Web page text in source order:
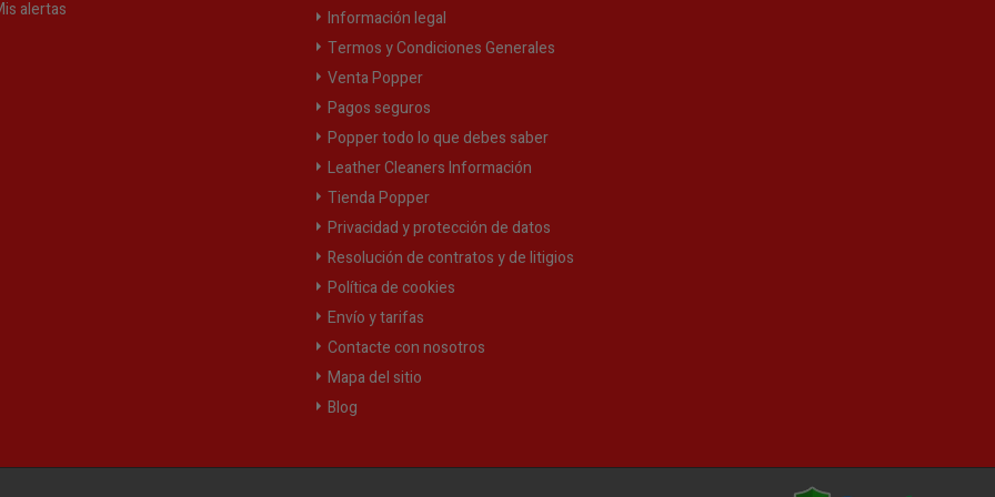
alertas
Información legal
Termos y Condiciones Generales
Venta Popper
Pagos seguros
Popper todo lo que debes saber
Leather Cleaners Información
Tienda Popper
Privacidad y protección de datos
Resolución de contratos y de litigios
Política de cookies
Envío y tarifas
Contacte con nosotros
Mapa del sitio
Blog